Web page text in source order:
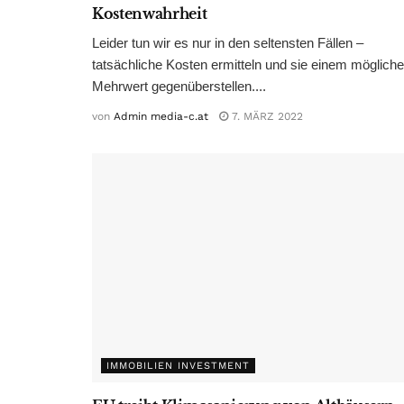
Kostenwahrheit
Leider tun wir es nur in den seltensten Fällen –
tatsächliche Kosten ermitteln und sie einem
Mehrwert gegenüberstellen....
von Admin media-c.at 7. MÄRZ 2022
IMMOBILIEN INVESTMENT